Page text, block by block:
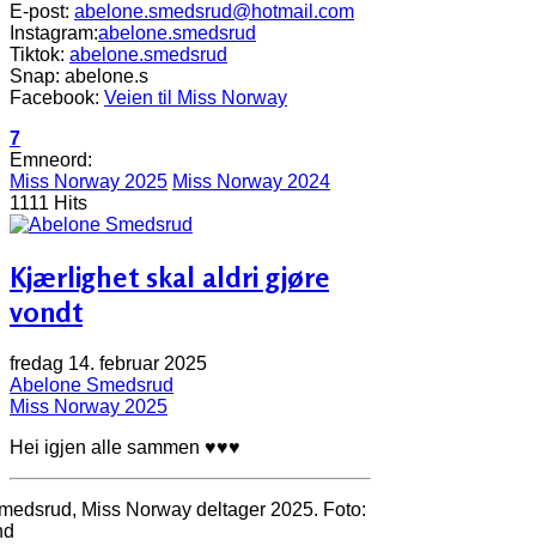
E-post: abelone.smedsrud@hotmail.com
Instagram:abelone.smedsrud
Tiktok: abelone.smedsrud
Snap: abelone.s
Facebook: Veien til Miss Norway
7
Emneord:
Miss Norway 2025 Miss Norway 2024
1111 Hits
Kjærlighet skal aldri gjøre
vondt
fredag 14. februar 2025
Abelone Smedsrud
Miss Norway 2025
Hei igjen alle sammen ♥♥♥